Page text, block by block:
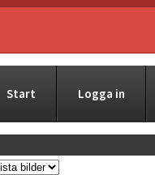
Start Logga in